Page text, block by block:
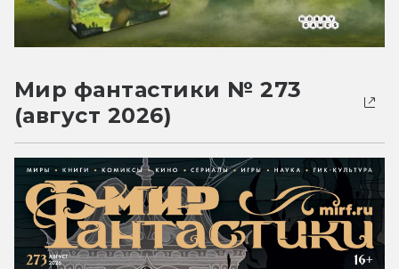
Мир фантастики № 273
(август 2026)